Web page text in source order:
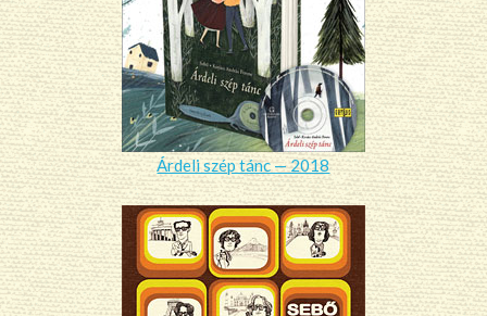
Árdeli szép tánc — 2018